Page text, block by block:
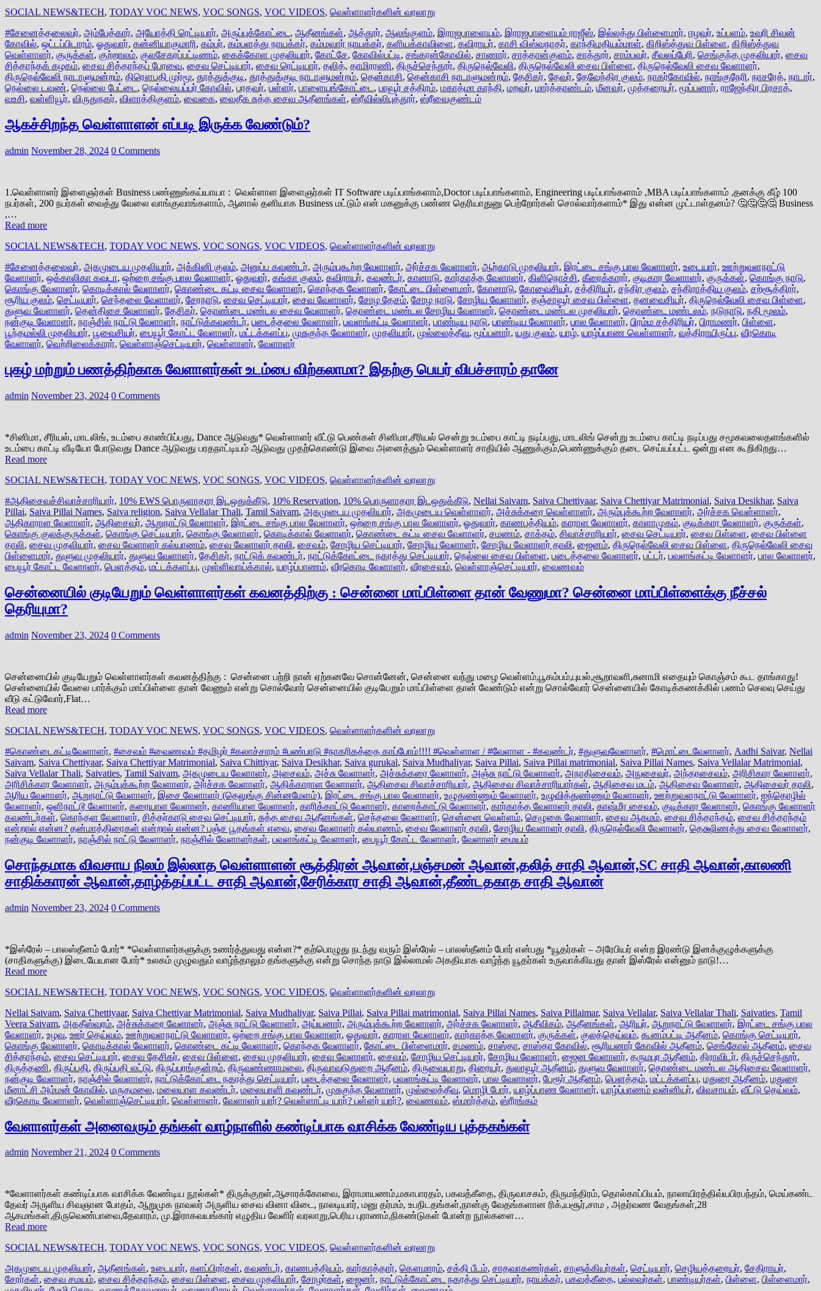
SOCIAL NEWS&TECH, TODAY VOC NEWS, VOC SONGS, VOC VIDEOS, வெள்ளாளர்களின் வரலாறு
#சேனைத்தலைவர், அம்பேத்கார், அயோத்தி ரெட்டியார், அருப்புக்கோட்டை, ஆதீனங்கள், ஆத்தூர், ஆலங்குளம், இராஜபாளையம், இராஜபாளையம் ராஜீஸ், இல்லத்து பிள்ளைமார், ஈழவர், உப்பளம், உவரி சிவன்
கோவில், ஒட்டப்பிடாரம், ஓதுவார், கன்னியாகுமாரி, கம்பர், கம்பளத்து நாயக்கர், கம்மவார் நாயக்கர், களியக்காவிளை, கவிராயர், காசி விஸ்வநாதர், காந்திமதியம்மாள், கிறிஸ்த்துவ பிள்ளை, கிறிஸ்த்துவ
வெள்ளாளர், குருக்கள், குற்றாலம், குலசேகரப்பட்டிணம், கைக்கோள முதலியார், கோட்சே, கோவில்பட்டி, சங்கரன்கோவில், சாணார், சாத்தான்குளம், சாத்தூர், சாம்பவர், சீவலப்பேரி, செங்குந்த முதலியார், சைவ
சித்தாந்தக் கழகம், சைவ சித்தாந்தப் பேரவை, சைவ செட்டியார், சைவ ரெட்டியார், தலித், தாமிரரணி, திருச்செந்தூர், திருநெல்வேலி, திருநெல்வேலி சைவ பிள்ளை, திருநெல்வேலி சைவ வேளாளர்,
திருநெல்வேலி நாடாளுமன்றம், திரௌபதி முர்மூ, தூத்துக்குடி, தூத்துக்குடி நாடாளுமன்றம், தென்காசி, தென்காசி நாடாளுமன்றம், தேசிகர், தேவர், தேவேந்திர குலம், நாகர்கோவில், நாங்குநேரி, நாசரேத், நாடார்,
நெல்லை டவுண், நெல்லை பேட்டை, நெல்லையப்பர் கோவில், பரதவர், பள்ளர், பாளையங்கோட்டை, பாவூர் சத்திரம், மகாத்மா காந்தி, மறவர், மார்த்தாண்டம், மீனவர், முத்தரையர், மூப்பனார், ராஜேந்திர பிரசாத்,
வஉசி, வள்ளியூர், விருதுநகர், விளாத்திகுளம், வைகை, வைதீக சுத்த சைவ ஆதீனங்கள், ஸ்ரீவில்லிபுத்தூர், ஸ்ரீவைகுண்டம்
ஆகச்சிறந்த வெள்ளாளன் எப்படி இருக்க வேண்டும்?
admin November 28, 2024 0 Comments
1.வெள்ளாளர் இளைஞர்கள் Business பண்ணுங்கய்யாயா : வெள்ளாள இளைஞர்கள் IT Software படிப்பாங்களாம்,Doctor படிப்பாங்களாம், Engineering படிப்பாங்களாம் ,MBA படிப்பாங்களாம் ,தனக்கு கீழ் 100
நபர்கள், 200 நபர்கள் வைத்து வேலை வாங்குவாங்களாம், ஆனால் தனியாக Business மட்டும் என் மகனுக்கு பண்ண தெரியாதுனு பெற்றோர்கள் சொல்வார்களாம்* இது என்ன முட்டாள்தனம்? 🤔🤔🤔🤔 Business
,…
Read more
SOCIAL NEWS&TECH, TODAY VOC NEWS, VOC SONGS, VOC VIDEOS, வெள்ளாளர்களின் வரலாறு
#சேனைத்தலைவர், அகமுடைய முதலியார், அக்கினி குலம், அனுப்ப கவுண்டர், அரும்புகூற்ற வேளாளர், அர்ச்சக வேளாளர், ஆற்காடு முதலியார், இரட்டை சங்கு பால வேளாளர், உடையார், ஊற்றுவளநாட்டு
வேளாளர், ஒக்காலிகா கவுடா, ஒற்றை சங்கு பால வேளாளர், ஓதுவார், கங்கா குலம், கவிராயர், கவுண்டர், கானாடு, கார்காத்த வேளாளர், கிளிநொச்சி, கீரைக்காரர், குடிகார வேளாளர், குருக்கள், கொங்கு நாடு,
கொங்கு வேளாளர், கொடிக்கால் வேளாளர், கொண்டை கட்டி சைவ வேளாளர், கொந்தக வேளாளர், கோட்டை பிள்ளைமார், கோனாடு, கோவைசியர், சத்திரியர், சந்திர குலம், சந்திராத்திய குலம், சற்சூத்திரர்,
சூரிய குலம், செட்டியார், செந்தலை வேளாளர், சேரநாடு, சைவ செட்டியார், சைவ வேளாளர், சோழ தேசம், சோழ நாடு, சோழிய வேளாளர், தஞ்சாவூர் சைவ பிள்ளை, தனவைசியர், திருநெல்வேலி சைவ பிள்ளை,
துளுவ வேளாளர், தென்திசை வேளாளர், தேசிகர், தொண்டை மண்டல சைவ வேளாளர், தொண்டை மண்டல சோழிய வேளாளர், தொண்டை மண்டல முதலியார், தொண்டை மண்டலம், நடுநாடு, நதி மூலம்,
நன்குடி வேளாளர், நாஞ்சில் நாட்டு வேளாளர், நாட்டுக்கவுண்டர், படைத்தலை வேளாளர், பவளங்கட்டி வேளாளர், பாண்டிய நாடு, பாண்டிய வேளாளர், பால வேளாளர், பிரம்ம சத்திரியர், பிராமணர், பிள்ளை,
பூந்தமல்லி முதலியார், பூவைசியர், பையூர் கோட்ட வேளாளர், மட்டக்களப்பு, முசுகுந்த வேளாளர், முதலியார், முல்லைத்தீவு, மூப்பனார், யது குலம், யாழ், யாழ்ப்பாண வெள்ளாளர், வத்திராயிருப்பு, வீரகொடி
வேளாளர், வெற்றிலைக்காரர், வெள்ளாஞ்செட்டியார், வெள்ளாளர், வேளாளர்
புகழ் மற்றும் பணத்திற்காக வேளாளர்கள் உடம்பை விற்கலாமா? இதற்கு பெயர் விபச்சாரம் தானே
admin November 23, 2024 0 Comments
*சினிமா, சீரியல், மாடலிங், உடம்பை காண்பிப்பது, Dance ஆடுவது* வெள்ளாளர் வீட்டு பெண்கள் சினிமா,சீரியல் சென்று உடம்பை காட்டி நடிப்பது, மாடலிங் சென்று உடம்பை காட்டி நடிப்பது சமூகவலைதளங்களில்
உடம்பை காட்டி வீடியோ போடுவது Dance ஆடுவது பரதநாட்டியம் ஆடுவது முதற்கொண்டு இவை அனைத்தும் வெள்ளாளர் சாதியில் ஆணுக்கும்,பெண்ணுக்கும் தடை செய்யப்பட்ட ஒன்று என கூறிகிறது…
Read more
SOCIAL NEWS&TECH, TODAY VOC NEWS, VOC SONGS, VOC VIDEOS, வெள்ளாளர்களின் வரலாறு
#ஆதிசைவச்சிவாச்சாரியார், 10% EWS பொருளாதார இடஒதுக்கீடு, 10% Reservation, 10% பொருளாதார இடஒதுக்கீடு, Nellai Saivam, Saiva Chettiyaar, Saiva Chettiyar Matrimonial, Saiva Desikhar, Saiva
Pillai, Saiva Pillai Names, Saiva religion, Saiva Vellalar Thali, Tamil Saivam, அகமுடைய முதலியார், அகமுடைய வெள்ளாளர், அச்சுக்கரை வெள்ளாளர், அரும்புக்கூற்ற வேளாளர், அர்ச்சக வெள்ளாளர்,
ஆதிகாராள வேளாளர், ஆதிசைவர், ஆறுநாட்டு வேளாளர், இரட்டை சங்கு பால வேளாளர், ஒற்றை சங்கு பால வேளாளர், ஓதுவார், காணபத்தியம், காராள வேளாளர், காளாமுகம், குடிக்கார வேளாளர், குருக்கள்,
கொங்கு குலக்குருக்கள், கொங்கு செட்டியார், கொங்கு வேளாளர், கொடிக்கால் வேளாளர், கொண்டை கட்டி சைவ வேளாளர், சமணம், சாக்தம், சிவாச்சாரியார், சைவ செட்டியார், சைவ பிள்ளை, சைவ பிள்ளை
தாலி, சைவ முதலியார், சைவ வேளாளர் கல்யாணம், சைவ வேளாளர் தாலி, சைவம், சோழிய செட்டியார், சோழிய வேளாளர், சோழிய வேளாளர் தாலி, ஜைனம், திருநெல்வேலி சைவ பிள்ளை, திருநெல்வேலி சைவ
பிள்ளைமார், துளுவ முதலியார், துளுவ வேளாளர், தேசிகர், நாட்டுக் கவுண்டர், நாட்டுக்கோட்டை நகரத்து செட்டியார், நெல்லை சைவ பிள்ளை, படைத்தலை வேளாளர், பட்டர், பவளங்கட்டி வேளாளர், பால வேளாளர்,
பையூர் கோட்ட வேளாளர், பௌத்தம், மட்டக்களப்பு, முள்ளிவாய்க்கால், யாழ்ப்பாணம், வீரகொடி வேளாளர், வீரசைவம், வெள்ளாஞ்செட்டியார், வைணவம்
சென்னையில் குடியேறும் வெள்ளாளர்கள் கவனத்திற்கு : சென்னை மாப்பிள்ளை தான் வேணுமா? சென்னை மாப்பிள்ளைக்கு நீச்சல்
தெரியுமா?
admin November 23, 2024 0 Comments
சென்னையில் குடியேறும் வெள்ளாளர்கள் கவனத்திற்கு : சென்னை பற்றி நான் ஏற்கனவே சொன்னேன், சென்னை வந்து மழை வெள்ளம்,பூகம்பம்,புயல்,சூறாவளி,சுனாமி எதையும் கொஞ்சம் கூட தாங்காது!
சென்னையில் வேலை பார்க்கும் மாப்பிள்ளை தான் வேணும் என்று சொல்வோர் சென்னையில் குடியேறும் மாப்பிள்ளை தான் வேண்டும் என்று சொல்வோர் சென்னையில் கோடிக்கணக்கில் பணம் செலவு செய்து
வீடு கட்டுவோர்,Flat…
Read more
SOCIAL NEWS&TECH, TODAY VOC NEWS, VOC SONGS, VOC VIDEOS, வெள்ளாளர்களின் வரலாறு
#கொண்டைகட்டிவேளாளர், #சைவம் #வைணவம் #தமிழர் #கலாச்சாரம் #பண்பாடு #நாகரிகத்தை காப்போம்!!!! #வெள்ளாள / #வேளாள - #கவுண்டர், #துளுவவேளாளர், #மொட்டைவேளாளர், Aadhi Saivar, Nellai
Saivam, Saiva Chettiyaar, Saiva Chettiyar Matrimonial, Saiva Chittiyar, Saiva Desikhar, Saiva gurukal, Saiva Mudhaliyar, Saiva Pillai, Saiva Pillai matrimonial, Saiva Pillai Names, Saiva Vellalar Matrimonial,
Saiva Vellalar Thali, Saivaties, Tamil Saivam, அகமுடைய வேளாளர், அசைவம், அச்சு வேளாளர், அச்சுக்கரை வேளாளர், அஞ்சு நாட்டு வேளாளர், அநாதிசைவம், அநுசைவர், அந்தரசைவம், அரிசிகார வேளாளர்,
அரிசிக்கார வேளாளர், அரும்புக்கூற்ற வேளாளர், அர்ச்சக வேளாளர், ஆதிக்காராள வேளாளர், ஆதிசைவ சிவாச்சாரியார், ஆதிசைவ சிவாச்சாரியார்கள், ஆதிசைவ மடம், ஆதிசைவ வேளாளர், ஆதிசைவர் தாலி,
ஆரிய வேளாளர், ஆறுநாட்டு வேளாளர், இசை வேளாளர் (தெலுங்கு சின்னமேளம்), இரட்டை சங்கு பால வேளாளர், உழுதுண்ணும் வேளாளர், உழுவித்துண்ணும் வேளாளர், ஊற்றுவளநாட்டு வேளாளர், ஐந்தொழில்
வேளாளர், ஒளிநாட்டூ வேளாளர், கரையாள வேளாளர், காணியாள வேளாளர், காரிக்காட்டு வேளாளர், காரைக்காட்டு வேளாளர், கார்காத்த வேளாளர் தாலி, காஷ்மீர சைவம், குடிக்கார வேளாளர், கொங்கு வேளாளர்
கவுண்டர்கள், கொந்தள வேளாளர், சித்தர்காடு சைவ செட்டியார், சுத்த சைவ ஆதீனங்கள், செந்தலை வேளாளர், சென்னை வெள்ளம், செழுகை வேளாளர், சைவ ஆகமம், சைவ சித்தாந்தம், சைவ சித்தாந்தம்
என்றால் என்ன? தன்மாத்திரைகள் என்றால் என்ன? பஞ்ச பூதங்கள் எவை, சைவ வேளாளர் கல்யாணம், சைவ வேளாளர் தாலி, சோழிய வேளாளர் தாலி, திருநெல்வேலி வேளாளர், தெக்ஷிணத்து சைவ வேளாளர்,
நன்குடி வேளாளர், நாஞ்சில் நாட்டு வேளாளர், நாஞ்சில் வேளாளர்கள், பவளங்கட்டி வேளாளர், பையூர் கோட்ட வேளாளர், வேளாளர் மையம்
சொந்தமாக விவசாய நிலம் இல்லாத வெள்ளாளன் சூத்திரன் ஆவான்,பஞ்சமன் ஆவான்,தலித் சாதி ஆவான்,SC சாதி ஆவான்,காலணி
சாதிக்காரன் ஆவான்,தாழ்த்தப்பட்ட சாதி ஆவான்,சேரிக்கார சாதி ஆவான்,தீண்டதகாத சாதி ஆவான்
admin November 23, 2024 0 Comments
*இஸ்ரேல் – பாலஸ்தீனம் போர்* *வெள்ளாளர்களுக்கு உணர்த்துவது என்ன?* தற்பொழுது நடந்து வரும் இஸ்ரேல் – பாலஸ்தீனம் போர் என்பது *யூதர்கள் – அரேபியர் என்ற இரண்டு இனக்குழுக்களுக்கு
(சாதிகளுக்கு) இடையேயான போர்* உலகம் முழுவதும் வாழ்ந்தாலும் தங்களுக்கு என்று சொந்த நாடு இல்லாமல் அகதியாக வாழ்ந்த யூதர்கள் உருவாக்கியது தான் இஸ்ரேல் என்னும் நாடு!…
Read more
SOCIAL NEWS&TECH, TODAY VOC NEWS, VOC SONGS, VOC VIDEOS, வெள்ளாளர்களின் வரலாறு
Nellai Saivam, Saiva Chettiyaar, Saiva Chettiyar Matrimonial, Saiva Mudhaliyar, Saiva Pillai, Saiva Pillai matrimonial, Saiva Pillai Names, Saiva Pillaimar, Saiva Vellalar, Saiva Vellalar Thali, Saivaties, Tamil
Veera Saivam, அகதீஸ்வரம், அச்சுக்கரை வேளாளர், அஞ்சு நாட்டு வேளாளர், அய்யனார், அரும்புக்கூற்ற வேளாளர், அர்ச்சக வேளாளர், ஆசீவிகம், ஆதீனங்கள், ஆரியர், ஆறுநாட்டு வேளாளர், இரட்டை சங்கு பால
வேளாளர், உழவு, ஊர் தெய்வம், ஊற்றுவளநாட்டு வேளாளர், ஒற்றை சங்கு பால வேளாளர், ஓதுவார், காராள வேளாளர், கார்காத்த வேளாளர், குருக்கள், குலத்தெய்வம், கூனம்பட்டி ஆதீனம், கொங்கு செட்டியார்,
கொங்கு வேளாளர், கொடிக்கால் வேளாளர், கொண்டை கட்டி வேளாளர், கொந்தக வேளாளர், கோட்டை பிள்ளைமார், சமணம், சாஸ்தா, சாஸ்தா கோவில், சூரியனார் கோவில் ஆதீனம், செங்கோல் ஆதீனம், சைவ
சித்தாந்தம், சைவ செட்டியார், சைவ தேசிகர், சைவ பிள்ளை, சைவ முதலியார், சைவ வேளாளர், சைவம், சோழிய செட்டியார், சோழிய வேளாளர், ஜைன வேளாளர், தருமபுர ஆதீனம், திராவிடர், திருச்செந்தூர்,
திருத்தணி, திருப்பதி, திருப்பதி லட்டு, திருப்பரங்குன்றம், திருவண்ணாமலை, திருவாவடுதுறை ஆதீனம், திருவையாறு, திரையர், துலாவூர் ஆதீனம், துளுவ வேளாளர், தொண்டை மண்டல ஆதிசைவ வேளாளர்,
நன்குடி வேளாளர், நாஞ்சில் வேளாளர், நாட்டுக்கோட்டை நகரத்து செட்டியார், படைத்தலை வேளாளர், பவளங்கட்டி வேளாளர், பால வேளாளர், பேரூர் ஆதீனம், பௌத்தம், மட்டக்களப்பு, மதுரை ஆதீனம், மதுரை
மீனாட்சி அம்மன் கோவில், மருதமலை, மலையாள கவுண்டர், மலையாளி கவுண்டர், முசுகுந்த வேளாளர், முல்லைத்தீவு, மொழி போர், யாழ்ப்பாண வேளாளர், யாழ்ப்பாணம் வன்னியர், விவசாயம், வீட்டு தெய்வம்,
வீரகொடி வேளாளர், வெள்ளாஞ்செட்டியார், வெள்ளாளர், வேளாளர் யார்? வெள்ளாட்டி யார்? பள்ளர் யார்?, வைணவம், ஸ்மார்த்தம், ஸ்ரீரங்கம்
வேளாளர்கள் அனைவரும் தங்கள் வாழ்நாளில் கண்டிப்பாக வாசிக்க வேண்டிய புத்தகங்கள்
admin November 21, 2024 0 Comments
*வேளாளர்கள் கண்டிப்பாக வாசிக்க வேண்டிய நூல்கள்* திருக்குறள்,ஆசாரக்கோவை, இராமாயணம்,மகாபாரதம், பகவத்கீதை, திருவாசகம், திருமந்திரம், தொல்காப்பியம், நாலாயிரத்திவ்யபிரபந்தம், மெய்கண்ட
தேவர் அருளிய சிவஞான போதம், ஆறுமுக நாவலர் அருளிய சைவ வினா விடை, நாலடியார், மனு தர்மம், உபநிடதங்கள்,நான்கு வேதங்களான ரிக்,யசூர்,சாம , அதர்வண வேதங்கள்,28
ஆகமங்கள்,திருவெண்பாவை,தேவாரம், மு.இராகவயங்கார் எழுதிய வேளிர் வரலாறு,பெரிய புராணம்,நிகண்டுகள் போன்ற நூல்களை…
Read more
SOCIAL NEWS&TECH, TODAY VOC NEWS, VOC SONGS, VOC VIDEOS, வெள்ளாளர்களின் வரலாறு
அகமுடைய முதலியார், ஆதீனங்கள், உடையார், களப்பிரர்கள், கவுண்டர், காணபத்தியம், கார்காத்தார், கௌமாரம், சக்தி பீடம், சாதவாகணர்கள், சாளுக்கியர்கள், செட்டியார், செழியத்தரையர், சேதிராயர்,
சேரர்கள், சைவ சமயம், சைவ சித்தாந்தம், சைவ பிள்ளை, சைவ முதலியார், சோழர்கள், ஜைனர், நாட்டுக்கோட்டை நகரத்து செட்டியார், நாயக்கர், பகவத்கீதை, பல்லவர்கள், பாண்டியர்கள், பிள்ளை, பிள்ளைமார்,